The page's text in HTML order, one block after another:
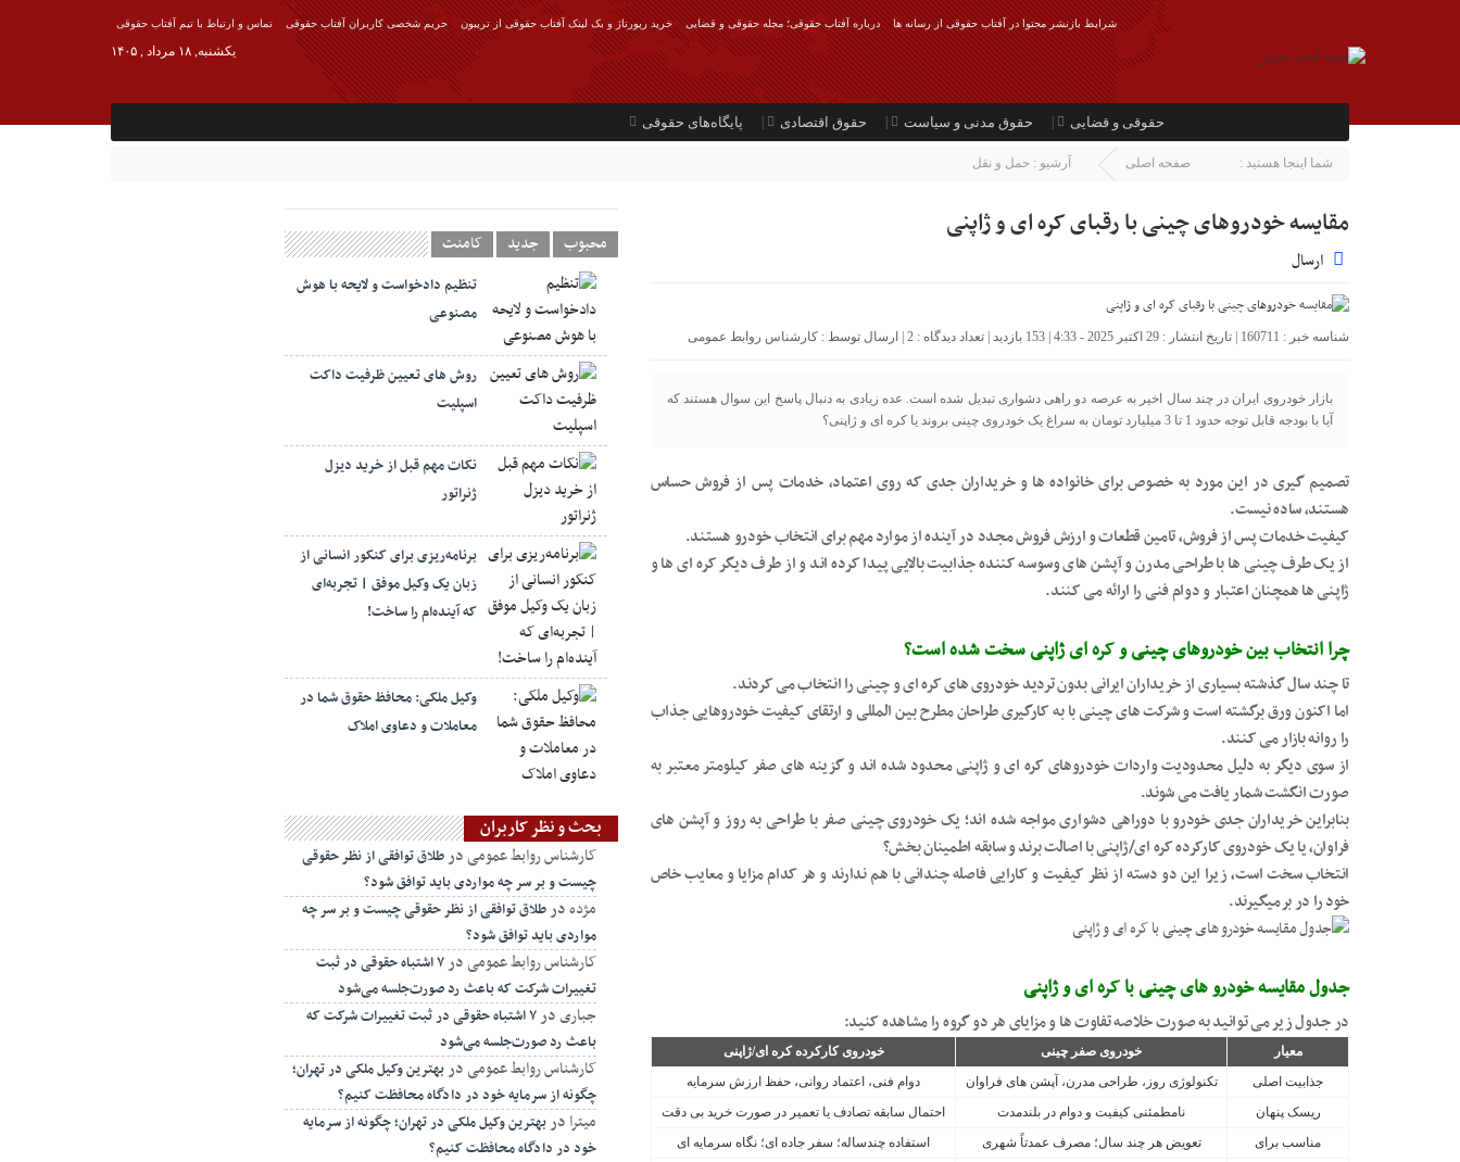
تماس و ارتباط با تیم آفتاب حقوقی حریم شخصی کاربران آفتاب حقوقی خرید رپورتاژ و بک لینک آفتاب حقوقی از تریبون درباره آفتاب حقوقی؛ مجله حقوقی و قضایی شرایط بازنشر محتوا در آفتاب حقوقی از رسانه ها
یکشنبه, ۱۸ مرداد , ۱۴۰۵
حقوقی و قضایی حقوق مدنی و سیاست حقوق اقتصادی پایگاه‌های حقوقی
شما اینجا هستید : صفحه اصلی آرشیو : حمل و نقل
مقایسه خودروهای چینی با رقبای کره ای و ژاپنی
ارسال
شناسه خبر : 160711 | تاریخ انتشار : 29 اکتبر 2025 - 4:33 | 153 بازدید | تعداد دیدگاه : 2 | ارسال توسط : کارشناس روابط عمومی
بازار خودروی ایران در چند سال اخیر به عرصه دو راهی دشواری تبدیل شده است. عده زیادی به دنبال پاسخ این سوال هستند که
آیا با بودجه قابل توجه حدود 1 تا 3 میلیارد تومان به سراغ یک خودروی چینی بروند یا کره ای و ژاپنی؟
تصمیم گیری در این مورد به خصوص برای خانواده ها و خریداران جدی که روی اعتماد، خدمات پس از فروش حساس
هستند، ساده نیست.
کیفیت خدمات پس از فروش، تامین قطعات و ارزش فروش مجدد در آینده از موارد مهم برای انتخاب خودرو هستند.
از یک طرف چینی ها با طراحی مدرن و آپشن های وسوسه کننده جذابیت بالایی پیدا کرده اند و از طرف دیگر کره ای ها و
ژاپنی ها همچنان اعتبار و دوام فنی را ارائه می کنند.
چرا انتخاب بین خودروهای چینی و کره ای ژاپنی سخت شده است؟
تا چند سال گذشته بسیاری از خریداران ایرانی بدون تردید خودروی های کره ای و چینی را انتخاب می کردند.
اما اکنون ورق برگشته است و شرکت های چینی با به کارگیری طراحان مطرح بین المللی و ارتقای کیفیت خودروهایی جذاب
را روانه بازار می کنند.
از سوی دیگر به دلیل محدودیت واردات خودروهای کره ای و ژاپنی محدود شده اند و گزینه های صفر کیلومتر معتبر به
صورت انگشت شمار یافت می شوند.
بنابراین خریداران جدی خودرو با دوراهی دشواری مواجه شده اند؛ یک خودروی چینی صفر با طراحی به روز و آپشن های
فراوان، یا یک خودروی کارکرده کره ای/ژاپنی با اصالت برند و سابقه اطمینان بخش؟
انتخاب سخت است، زیرا این دو دسته از نظر کیفیت و کارایی فاصله چندانی با هم ندارند و هر کدام مزایا و معایب خاص
خود را در برمیگیرند.
جدول مقایسه خودرو های چینی با کره ای و ژاپنی
در جدول زیر می توانید به صورت خلاصه تفاوت ها و مزایای هر دو گروه را مشاهده کنید:
معیار خودروی صفر چینی
خودروی کارکرده کره ای/ژاپنی
جذابیت اصلی
تکنولوژی روز، طراحی مدرن، آپشن های فراوان
دوام فنی، اعتماد روانی، حفظ ارزش سرمایه
ریسک پنهان
نامطمئنی کیفیت و دوام در بلندمدت
احتمال سابقه تصادف یا تعمیر در صورت خرید بی دقت
مناسب برای
تعویض هر چند سال؛ مصرف عمدتاً شهری
استفاده چندساله؛ سفر جاده ای؛ نگاه سرمایه ای
محبوب جدید کامنت
تنظیم دادخواست و لایحه با هوش
مصنوعی
روش های تعیین ظرفیت داکت
اسپلیت
نکات مهم قبل از خرید دیزل
ژنراتور
برنامه‌ریزی برای کنکور انسانی از
زبان یک وکیل موفق | تجربه‌ای
که آینده‌ام را ساخت!
وکیل ملکی: محافظ حقوق شما در
معاملات و دعاوی املاک
بحث و نظر کاربران
کارشناس روابط عمومیدرطلاق توافقی از نظر حقوقی
چیست و بر سر چه مواردی باید توافق شود؟
مژدهدرطلاق توافقی از نظر حقوقی چیست و بر سر چه
مواردی باید توافق شود؟
کارشناس روابط عمومیدر ۷ اشتباه حقوقی در ثبت
تغییرات شرکت که باعث رد صورت‌جلسه می‌شود
جباریدر ۷ اشتباه حقوقی در ثبت تغییرات شرکت که
باعث رد صورت‌جلسه می‌شود
کارشناس روابط عمومیدربهترین وکیل ملکی در تهران؛
چگونه از سرمایه خود در دادگاه محافظت کنیم؟
میترا دربهترین وکیل ملکی در تهران؛ چگونه از سرمایه
خود در دادگاه محافظت کنیم؟